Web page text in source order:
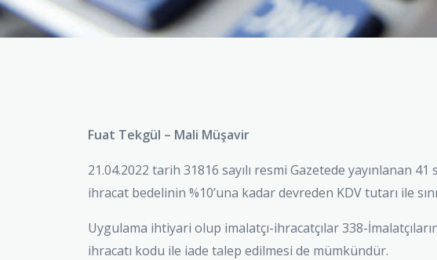
Fuat Tekgül – Mali Müşavir
21.04.2022 tarih 31816 sayılı resmi Gazetede yayınlanan
ihracat bedelinin %10’una kadar devreden KDV tutarı ile
Uygulama ihtiyari olup imalatçı-ihracatçılar 338-
ihracatı kodu ile iade talep edilmesi de mümkündür.